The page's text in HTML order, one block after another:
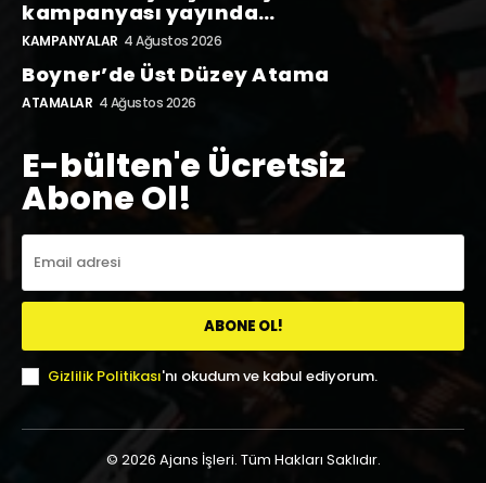
kampanyası yayında…
KAMPANYALAR 4 Ağustos 2026
Boyner’de Üst Düzey Atama
ATAMALAR 4 Ağustos 2026
E-bülten'e Ücretsiz
Abone Ol!
ABONE OL!
Gizlilik Politikası'nı okudum ve kabul ediyorum.
© 2026 Ajans İşleri. Tüm Hakları Saklıdır.